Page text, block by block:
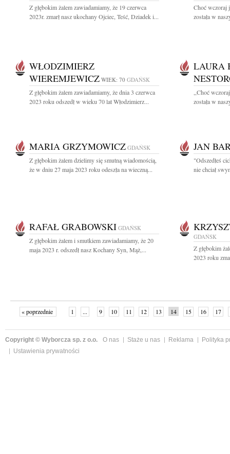
Z głębokim żalem zawiadamiamy, że 19 czerwca
2023r. zmarł nasz ukochany Ojciec, Teść, Dziadek i...
Choć wczoraj
została w
WŁODZIMIERZ
WIEREMJEWICZ WIEK: 70 GDAŃSK
Z głębokim żalem zawiadamiamy, że dnia 3 czerwca
2023 roku odszedł w wieku 70 lat Włodzimierz...
LAURA
,,Choć
została w
MARIA GRZYMOWICZ GDAŃSK
Z głębokim żalem dzielimy się smutną wiadomością,
że w dniu 27 maja 2023 roku odeszła na wieczną...
JAN
"Odszedłeś
nie chciał
RAFAŁ GRABOWSKI GDAŃSK
Z głębokim żalem i smutkiem zawiadamiamy, że 20
maja 2023 r. odszedł nasz Kochany Syn, Mąż,...
GDAŃSK
Z głębokim
2023 roku
« poprzednie 1 ... 9 10 11 12 13 14 15 16 17
Copyright © Wyborcza sp. z o.o. O nas Staże u nas Reklama
Polityka
Ustawienia prywatności